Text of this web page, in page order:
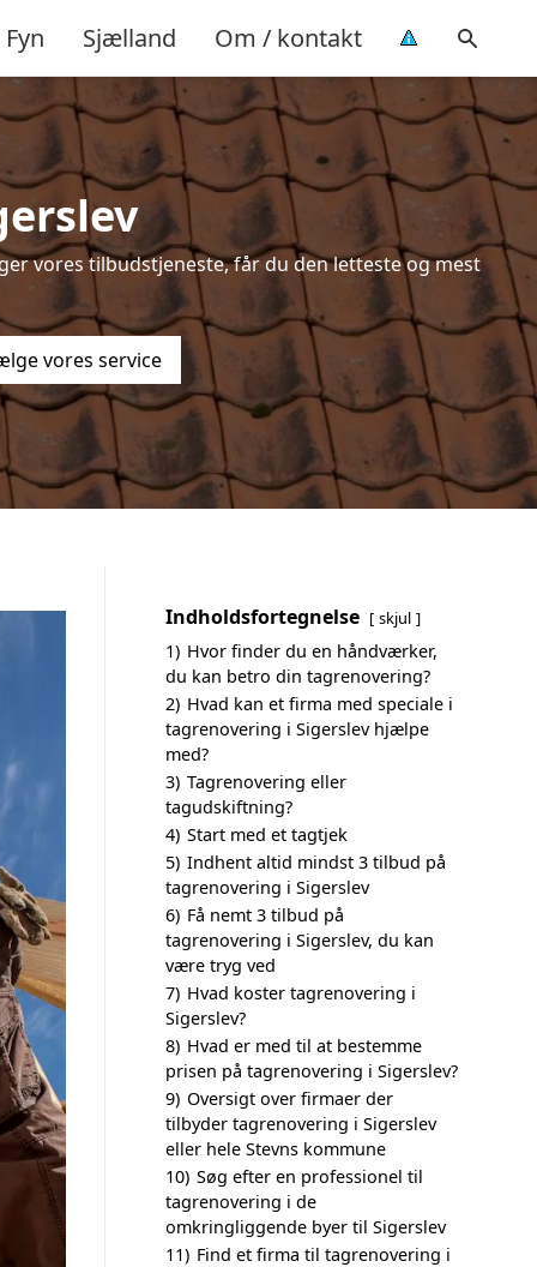
Fyn Sjælland Om / kontakt
vores tilbudstjeneste, får du den letteste og mest
vores service
Indholdsfortegnelse skjul
1) Hvor finder du en håndværker,
du kan betro din tagrenovering?
2) Hvad kan et firma med speciale i
tagrenovering i Sigerslev hjælpe
med?
3) Tagrenovering eller
tagudskiftning?
4) Start med et tagtjek
5) Indhent altid mindst 3 tilbud på
tagrenovering i Sigerslev
6) Få nemt 3 tilbud på
tagrenovering i Sigerslev, du kan
være tryg ved
7) Hvad koster tagrenovering i
Sigerslev?
8) Hvad er med til at bestemme
prisen på tagrenovering i Sigerslev?
9) Oversigt over firmaer der
tilbyder tagrenovering i Sigerslev
eller hele Stevns kommune
10) Søg efter en professionel til
tagrenovering i de
omkringliggende byer til Sigerslev
11) Find et firma til tagrenovering i